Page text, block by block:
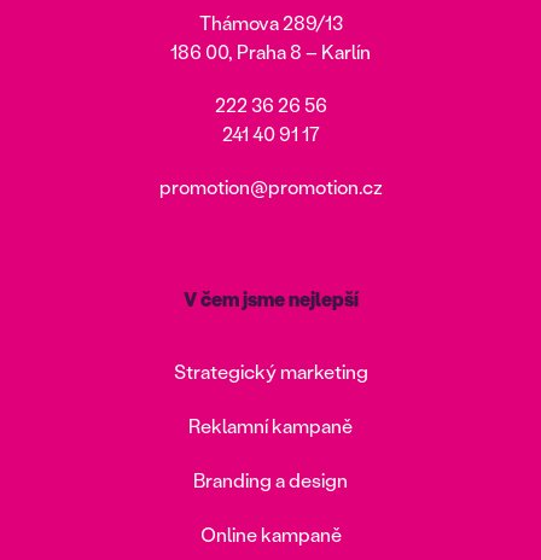
Thámova 289/13
186 00, Praha 8 – Karlín
222 36 26 56
241 40 91 17
promotion@promotion.cz
V čem jsme nejlepší
Strategický marketing
Reklamní kampaně
Branding a design
Online kampaně